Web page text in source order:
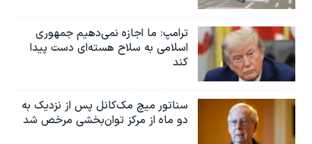
ترامپ: ما اجازه نمی‌دهیم جمهوری
اسلامی به سلاح هسته‌ای دست پیدا
کند
سناتور میچ مک‌کانل پس از نزدیک به
دو ماه از مرکز توان‌بخشی مرخص شد